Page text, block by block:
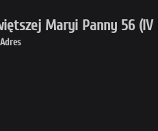
Adres
Maryi Panny 56 (IV